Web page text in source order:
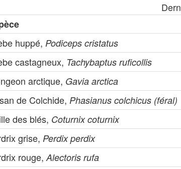
huppé, Podiceps cristatus
castagneux, Tachybaptus ruficollis
arctique, Gavia arctica
de Colchide, Phasianus colchicus (féral)
des blés, Coturnix coturnix
grise, Perdix perdix
rouge,Alectoris rufa